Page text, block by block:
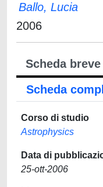
Ballo, Lucia
2006
Scheda breve
Scheda
Corso di studio
Astrophysics
Data di
25-ott-2006